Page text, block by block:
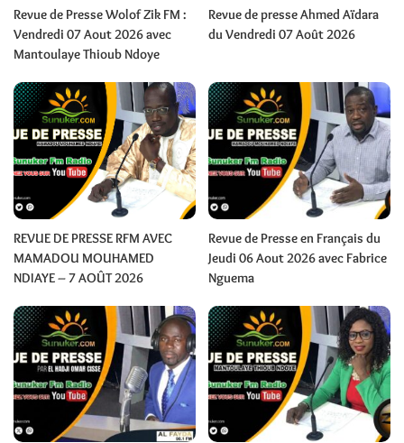
Revue de Presse Wolof Zik FM :
Vendredi 07 Aout 2026 avec
Mantoulaye Thioub Ndoye
Revue de presse Ahmed Aïdara
du Vendredi 07 Août 2026
REVUE DE PRESSE RFM AVEC
MAMADOU MOUHAMED
NDIAYE – 7 AOÛT 2026
Revue de Presse en Français du
Jeudi 06 Aout 2026 avec Fabrice
Nguema